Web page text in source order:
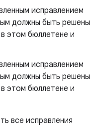
исправлением
должны быть решены
этом бюллетене и
исправлением
должны быть решены
этом бюллетене и
все исправления